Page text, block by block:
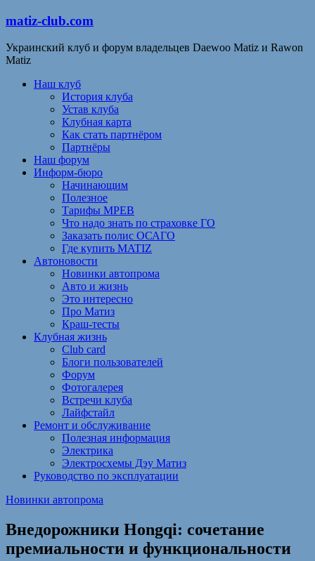
matiz-club.com
Украинский клуб и форум владельцев Daewoo Matiz и Rawon
Matiz
Наш клуб
История клуба
Устав клуба
Клубная карта
Как стать партнёром
Партнёры
Наш форум
Информ-бюро
Начинающим
Полезное
Тарифы МРЕВ
Что надо знать по страховке ГО
Заказать полис ОСАГО
Где купить MATIZ
Автоновости
Новинки автопрома
Авто и жизнь
Это интересно
Про Матиз
Краш-тесты
Клубная жизнь
Club card
Блоги пользователей
Форум
Фотогалерея
Встречи клуба
Лайфстайл
Ремонт и обслуживание
Полезная информация
Электрика
Электросхемы Дэу Матиз
Руководство по эксплуатации
Новинки автопрома
Внедорожники Hongqi: сочетание
премиальности и функциональности